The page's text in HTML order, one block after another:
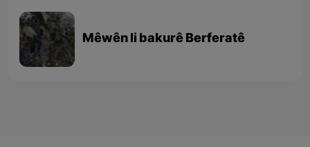
Mêwên li bakurê Berferatê